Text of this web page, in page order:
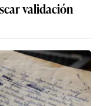
validación